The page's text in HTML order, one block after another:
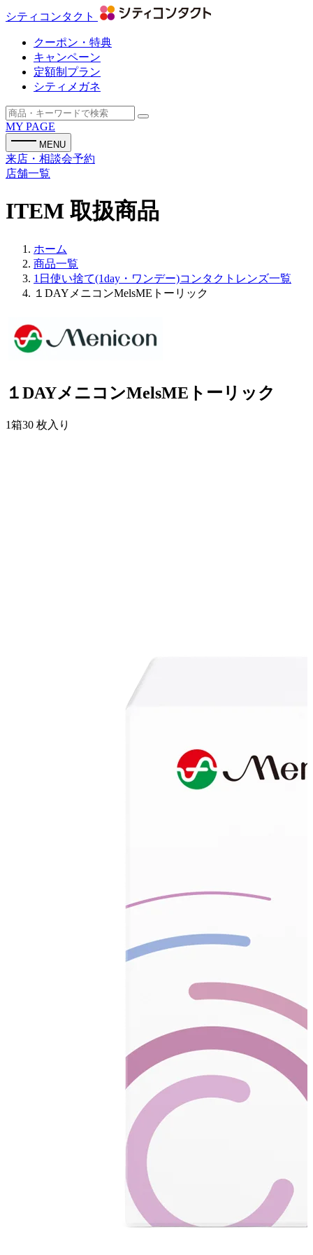
シティコンタクト
クーポン・特典
キャンペーン
定額制プラン
シティメガネ
MY PAGE
MENU
来店・相談会予約
店舗一覧
ITEM 取扱商品
ホーム
商品一覧
1日使い捨て(1day・ワンデー)コンタクトレンズ一覧
１DAYメニコンMelsMEトーリック
１DAYメニコンMelsMEトーリック
1箱30 枚入り